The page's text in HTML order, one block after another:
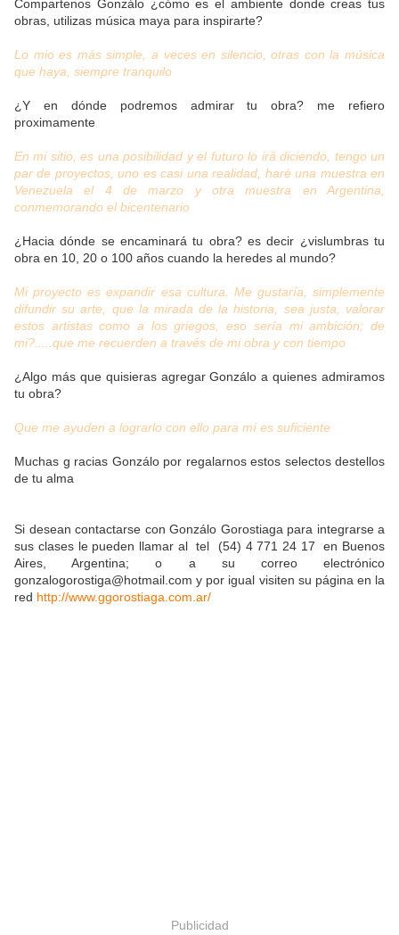
Compartenos Gonzálo ¿cómo es el ambiente donde creas tus
obras, utilizas música maya para inspirarte?
Lo mio es más simple, a veces en silencio, otras con la música
que haya, siempre tranquilo
¿Y en dónde podremos admirar tu obra? me refiero
proximamente
En mi sitio, es una posibilidad y el futuro lo irá diciendo, tengo un
par de proyectos, uno es casi una realidad, haré una muestra en
Venezuela el 4 de marzo y otra muestra en Argentina,
conmemorando el bicentenario
¿Hacia dónde se encaminará tu obra? es decir ¿vislumbras tu
obra en 10, 20 o 100 años cuando la heredes al mundo?
Mi proyecto es expandir esa cultura. Me gustaría, simplemente
difundir su arte, que la mirada de la historia, sea justa, valorar
estos artistas como a los griegos, eso sería mi ambición; de
mi?.....que me recuerden a través de mi obra y con tiempo
¿Algo más que quisieras agregar Gonzálo a quienes admiramos
tu obra?
Que me ayuden a lograrlo con ello para mí es suficiente
Muchas g racias Gonzálo por regalarnos estos selectos destellos
de tu alma
Si desean contactarse con Gonzálo Gorostiaga para integrarse a
sus clases le pueden llamar al tel (54) 4 771 24 17 en Buenos
Aires, Argentina; o a su correo electrónico
gonzalogorostiga@hotmail.com y por igual visiten su página en la
red http://www.ggorostiaga.com.ar/
Publicidad